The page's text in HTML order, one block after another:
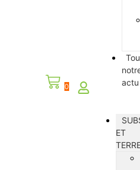
0
actu
ET